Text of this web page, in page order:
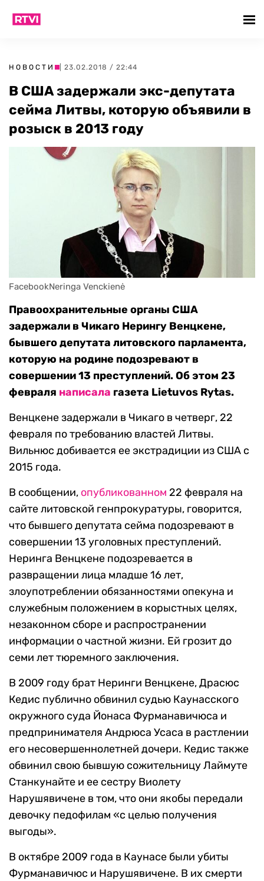
НОВОСТИ | 23.02.2018 / 22:44
В США задержали экс-депутата
сейма Литвы, которую объявили в
розыск в 2013 году
FacebookNeringa Venckienė
Правоохранительные органы США
задержали в Чикаго Нерингу Венцкене,
бывшего депутата литовского парламента,
которую на родине подозревают в
совершении 13 преступлений. Об этом 23
февраля написала газета Lietuvos Rytas.
Венцкене задержали в Чикаго в четверг, 22
февраля по требованию властей Литвы.
Вильнюс добивается ее экстрадиции из США с
2015 года.
В сообщении, опубликованном 22 февраля на
сайте литовской генпрокуратуры, говорится,
что бывшего депутата сейма подозревают в
совершении 13 уголовных преступлений.
Неринга Венцкене подозревается в
развращении лица младше 16 лет,
злоупотреблении обязанностями опекуна и
служебным положением в корыстных целях,
незаконном сборе и распространении
информации о частной жизни. Ей грозит до
семи лет тюремного заключения.
В 2009 году брат Неринги Венцкене, Драсюс
Кедис публично обвинил судью Каунасского
окружного суда Йонаса Фурманавичюса и
предпринимателя Андрюса Усаса в растлении
его несовершеннолетней дочери. Кедис также
обвинил свою бывшую сожительницу Лаймуте
Станкунайте и ее сестру Виолету
Нарушявичене в том, что они якобы передали
девочку педофилам «с целью получения
выгоды».
В октябре 2009 года в Каунасе были убиты
Фурманавичюс и Нарушявичене. В их смерти